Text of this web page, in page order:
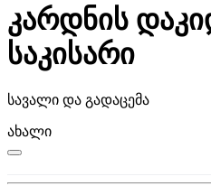
კარდნის
საკისარი
სავალი და გადაცემა
ახალი